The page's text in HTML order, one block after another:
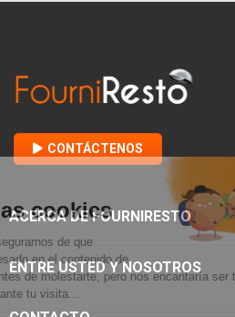
CONTÁCTENOS
ACERCA DE FOURNIRESTO
ENTRE USTED Y NOSOTROS